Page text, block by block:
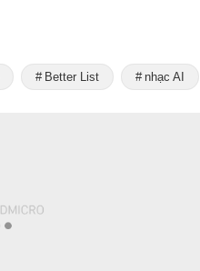
Better List nhạc AI